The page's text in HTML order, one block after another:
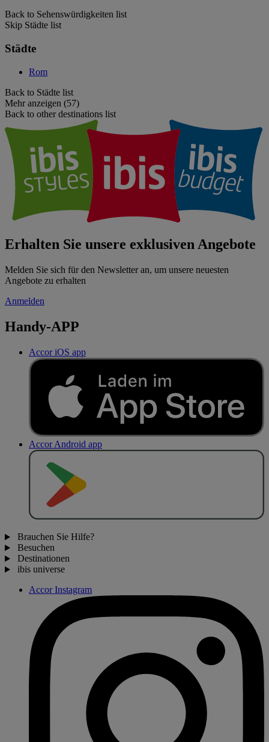
Back to Sehenswürdigkeiten list
Skip Städte list
Städte
Rom
Back to Städte list
Mehr anzeigen (57)
Back to other destinations list
Erhalten Sie unsere exklusiven Angebote
Melden Sie sich für den Newsletter an, um unsere neuesten
Angebote zu erhalten
Anmelden
Handy-APP
Accor iOS app
Accor Android app
Brauchen Sie Hilfe?
Besuchen
Destinationen
ibis universe
Accor Instagram